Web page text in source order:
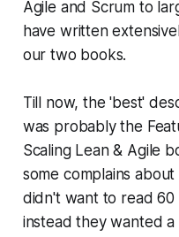
Agile and Scrum to
have written
our two books.
Till now, the 'best'
was probably the
Scaling Lean & Agile
some complains
didn't want to read 60
instead they wanted a